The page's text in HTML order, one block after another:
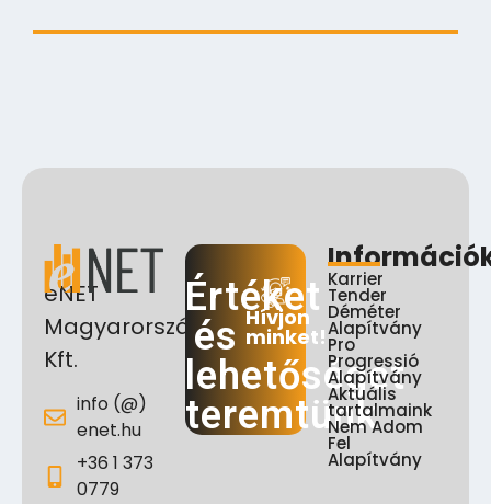
eNET
Magyarország
Kft.
info (@)
enet.hu
+36 1 373
0779
Értéket
és
lehetőséget
teremtünk
Hívjon
minket!
Karrier
Tender
Déméter
Alapítvány
Pro
Progressió
Alapítvány
Aktuális
tartalmaink
Nem Adom
Fel
Alapítvány